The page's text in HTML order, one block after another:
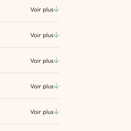
Voir plus
Voir plus
Voir plus
Voir plus
Voir plus